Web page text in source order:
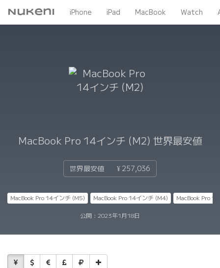
Nukeni iPhone iPad MacBook Watch
MacBook Pro 14インチ (M2) 世界最安値
世界最安値 ¥ 257,036
MacBook Pro 14インチ (M5) MacBook Pro 14インチ (M4) MacBook Pro
公開： 2023年1月18日